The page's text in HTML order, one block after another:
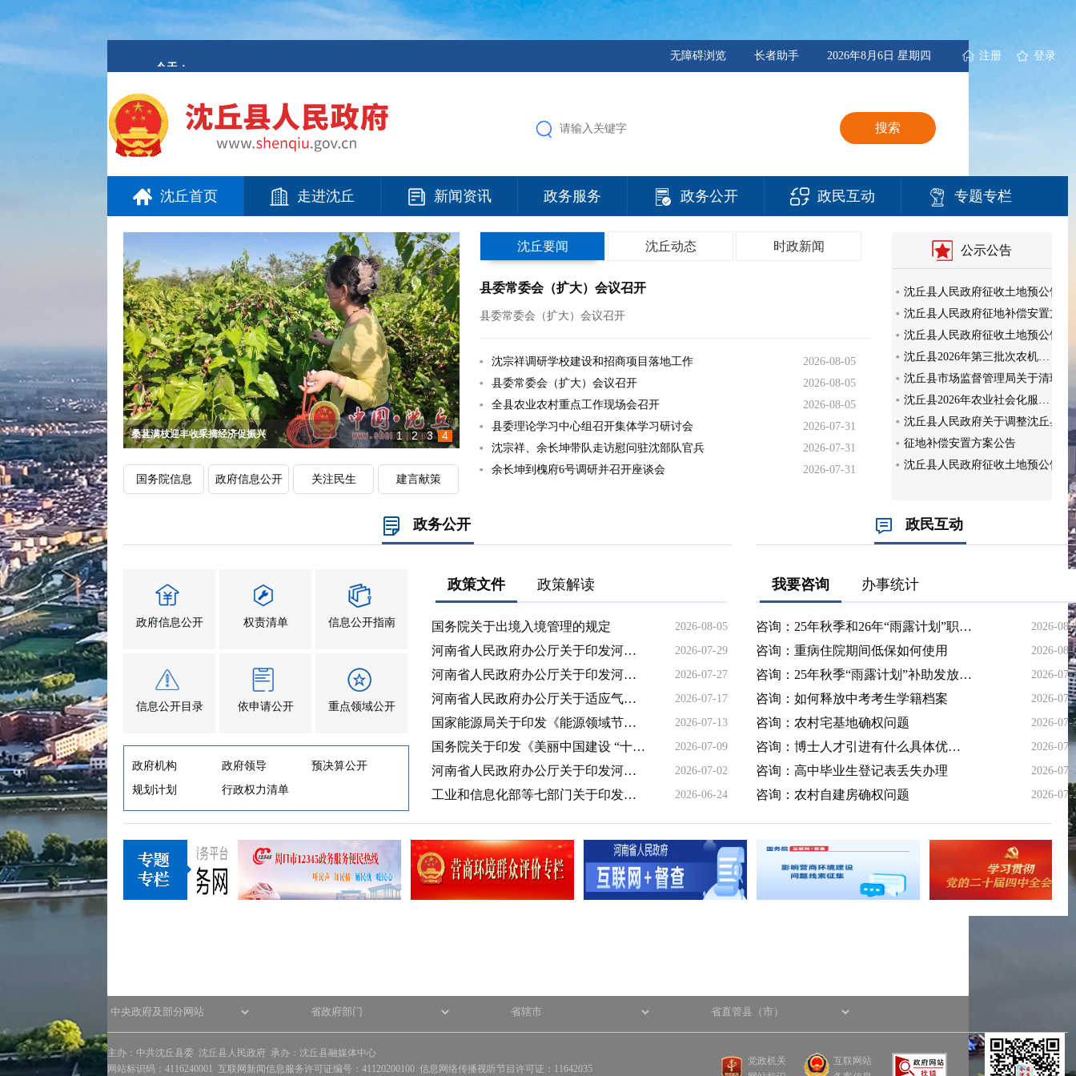
迎
沈
快
捷
键
Ctrl+Alt+9
登录
注册
2026年8月6日 星期四
长者助手
无障碍浏览
搜索
沈丘首页 走进沈丘 新闻资讯 政务服务 政务公开 政民互动 专题专栏
爱心企业为一线户外工作者捐赠防暑物资
“劳模工匠进校园匠星永耀新周口”主题宣讲…
童心迎“六一”书香送好礼
桑葚满枝迎丰收采摘经济促振兴 1 2 3 4
国务院信息 政府信息公开 关注民生 建言献策
沈丘要闻 沈丘动态 时政新闻
县委常委会（扩大）会议召开
县委常委会（扩大）会议召开
2026-08-05
沈宗祥调研学校建设和招商项目落地工作
2026-08-05
县委常委会（扩大）会议召开
2026-08-05
全县农业农村重点工作现场会召开
2026-07-31
县委理论学习中心组召开集体学习研讨会
2026-07-31
沈宗祥、余长坤带队走访慰问驻沈部队官兵
2026-07-31
余长坤到槐府6号调研并召开座谈会
公示公告
沈丘县2026年农业社会化服…
沈丘县人民政府关于调整沈丘县…
征地补偿安置方案公告
沈丘县人民政府征收土地预公告…
征地补偿安置方案公告
沈丘县人民政府征收土地预公告…
沈丘县人民政府征地补偿安置方…
沈丘县人民政府征收土地预公告…
沈丘县2026年第三批次农机…
沈丘县市场监督管理局关于清理…
沈丘县2026年农业社会化服…
沈丘县人民政府关于调整沈丘县…
征地补偿安置方案公告
沈丘县人民政府征收土地预公告…
沈丘县人民政府征收土地预公告…
沈丘县人民政府征地补偿安置方…
沈丘县人民政府征收土地预公告…
沈丘县市场监督管理局关于清理…
政务公开
政府信息公开 权责清单 信息公开指南
信息公开目录 依申请公开 重点领域公开
政府机构 政府领导
预决算公开
规划计划
行政权力清单
政策文件 政策解读
2026-08-05
国务院关于出境入境管理的规定
2026-07-29
河南省人民政府办公厅关于印发河南省建立长期护理保险制度实施方案的通知
2026-07-27
河南省人民政府办公厅关于印发河南省普通干线公路穿城路段改建行动方案（2026—2028年）的通知
2026-07-17
河南省人民政府办公厅关于适应气候变化提升粮食生产防灾减灾救灾能力的指导意见
2026-07-13
国家能源局关于印发《能源领域节能降碳行动计划（2026—2028年）》的通知
2026-07-09
国务院关于印发《美丽中国建设 “十五五”规划》的通知
2026-07-02
河南省人民政府办公厅关于印发河南省交通运输结构调整专项行动方案（2026—2028年）的通知
2026-06-24
工业和信息化部等七部门关于印发《促进平台经济大中小企业协同发展行动方案（2026—2028年）》的通知
政民互动
我要咨询 办事统计
2026-08-
咨询：25年秋季和26年“雨露计划”职业教育补贴何时发放？
2026-08-
咨询：重病住院期间低保如何使用
2026-07-
咨询：25年秋季“雨露计划”补助发放进度
2026-07-
咨询：如何释放中考考生学籍档案
2026-07-
咨询：农村宅基地确权问题
2026-07-
咨询：博士人才引进有什么具体优待政策吗
2026-07-
咨询：高中毕业生登记表丢失办理
2026-07-
咨询：农村自建房确权问题
主办：中共沈丘县委 沈丘县人民政府 承办：沈丘县融媒体中心
网站标识码：4116240001 互联网新闻信息服务许可证编号：41120200100 信息网络传播视听节目许可证：11642035
党政机关
互联网站